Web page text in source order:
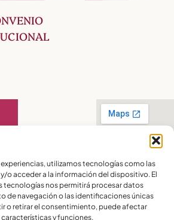
utilizamos tecnologías como las
o acceder a la información del dispositivo. El
tecnologías nos permitirá procesar datos
de navegación o las identificaciones únicas
o retirar el consentimiento, puede afectar
y funciones.
Contáctanos
PBX:(04) 372 5220
Celular:099 016
2715
Celular:098 580
2370